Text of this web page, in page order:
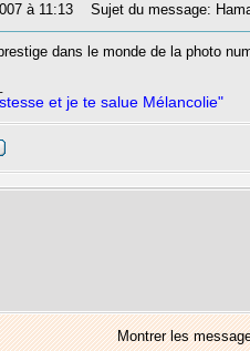
à 11:13 Sujet du message:
dans le monde de la photo
et je te salue Mélancolie"
Montrer les